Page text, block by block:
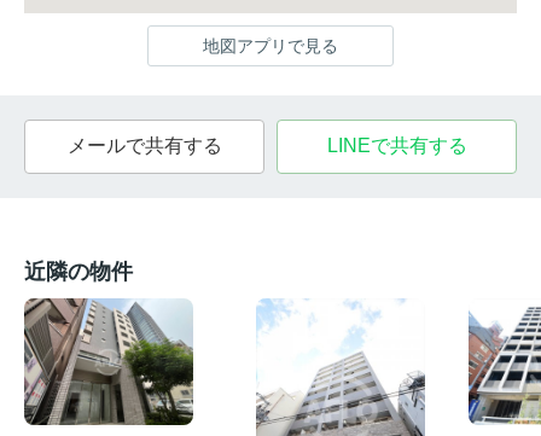
地図アプリで見る
メールで共有する LINEで共有する
近隣の物件